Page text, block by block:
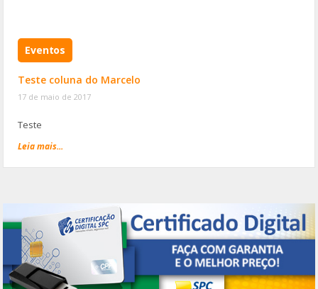
Eventos
Teste coluna do Marcelo
17 de maio de 2017
Teste
Leia mais...